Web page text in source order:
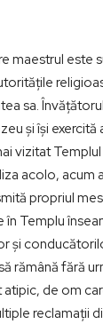
maestrul este
sa.
și își exercită
vizitat
acolo, acum
propriul
în Templu
și
rămână fără
de om
reclamații